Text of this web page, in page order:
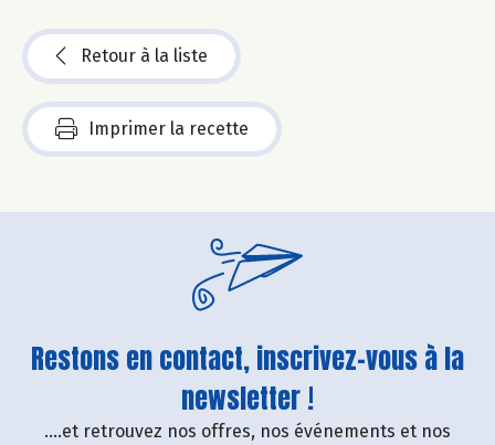
Retour à la liste
Imprimer la recette
Restons en contact, inscrivez-vous à la
newsletter !
....et retrouvez nos offres, nos événements et nos